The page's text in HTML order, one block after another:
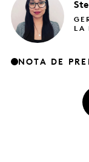
LA
NOTA DE